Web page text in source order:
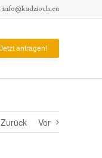
info@kadzioch.eu
Jetzt anfragen!
Zurück Vor